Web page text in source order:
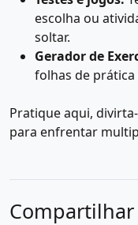
escolha ou
soltar.
Gerador de
folhas de
Pratique aqui,
para enfrentar
Compartilhar